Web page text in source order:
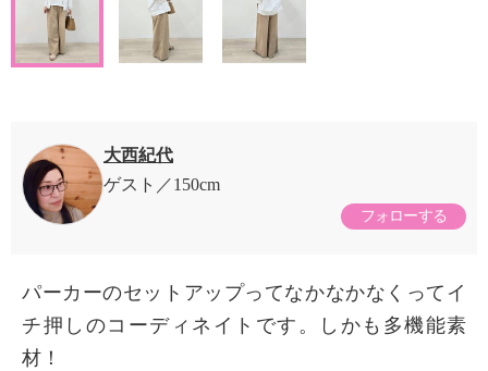
大西紀代
ゲスト
150cm
フォローする
パーカーのセットアップってなかなかなくってイ
チ押しのコーディネイトです。しかも多機能素
材！